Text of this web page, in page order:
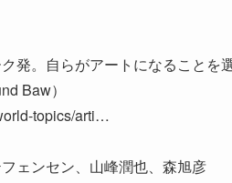
ク発。自らがアートになること
Baw）
topics/arti…
ェンセン、山峰潤也、森旭彦